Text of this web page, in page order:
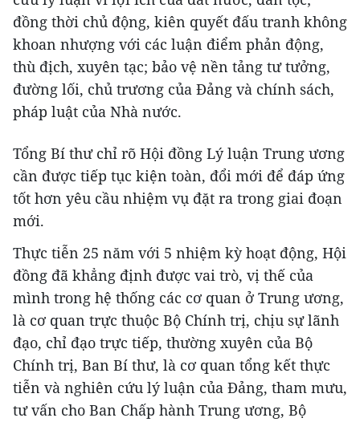
đồng thời chủ động, kiên quyết đấu tranh không
khoan nhượng với các luận điểm phản động,
thù địch, xuyên tạc; bảo vệ nền tảng tư tưởng,
đường lối, chủ trương của Đảng và chính sách,
pháp luật của Nhà nước.
Tổng Bí thư chỉ rõ Hội đồng Lý luận Trung ương
cần được tiếp tục kiện toàn, đổi mới để đáp ứng
tốt hơn yêu cầu nhiệm vụ đặt ra trong giai đoạn
mới.
Thực tiễn 25 năm với 5 nhiệm kỳ hoạt động, Hội
đồng đã khẳng định được vai trò, vị thế của
mình trong hệ thống các cơ quan ở Trung ương,
là cơ quan trực thuộc Bộ Chính trị, chịu sự lãnh
đạo, chỉ đạo trực tiếp, thường xuyên của Bộ
Chính trị, Ban Bí thư, là cơ quan tổng kết thực
tiễn và nghiên cứu lý luận của Đảng, tham mưu,
tư vấn cho Ban Chấp hành Trung ương, Bộ